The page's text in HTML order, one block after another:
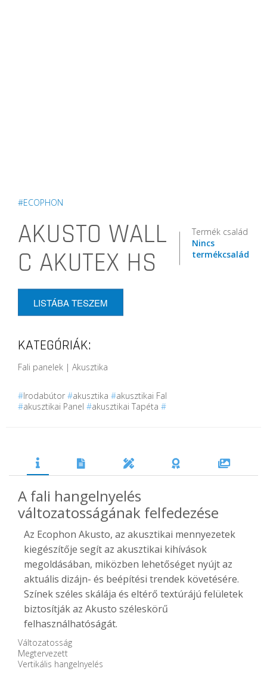
#ECOPHON
AKUSTO WALL
C AKUTEX HS
Termék család
Nincs
termékcsalád
LISTÁBA TESZEM
KATEGÓRIÁK:
Fali panelek | Akusztika
#Irodabútor #akusztika #akusztikai Fal
#akusztikai Panel #akusztikai Tapéta #
A fali hangelnyelés
változatosságának felfedezése
Az Ecophon Akusto, az akusztikai mennyezetek
kiegészítője segít az akusztikai kihívások
megoldásában, miközben lehetőséget nyújt az
aktuális dizájn- és beépítési trendek követésére.
Színek széles skálája és eltérő textúrájú felületek
biztosítják az Akusto széleskörű
felhasználhatóságát.
Változatosság
Megtervezett
Vertikális hangelnyelés